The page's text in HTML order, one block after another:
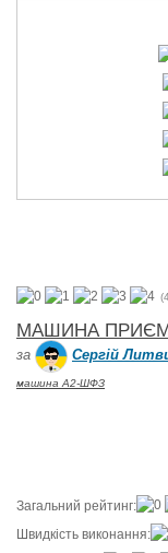
(4
МАШИНА
за Сергій
машина А2-ШФЗ
Загальний рейтинг:
Швидкість виконання: